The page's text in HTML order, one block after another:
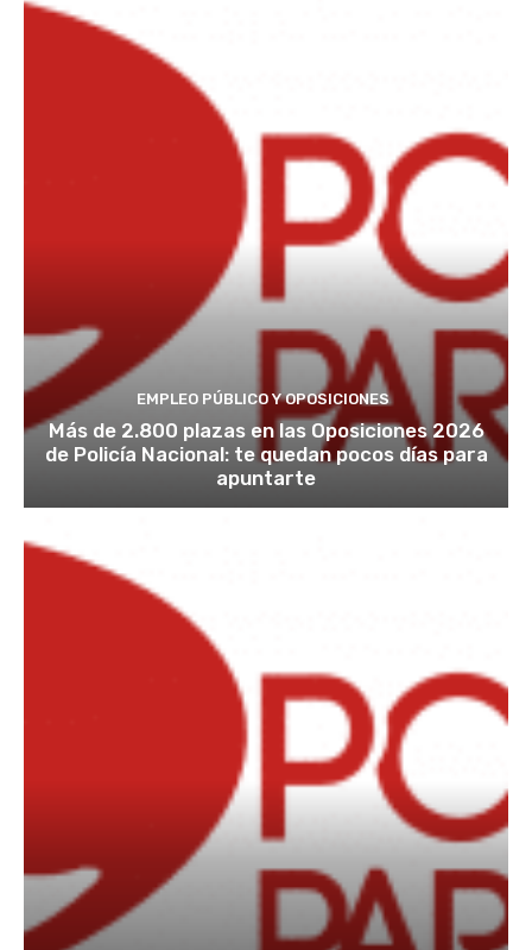
EMPLEO PÚBLICO Y OPOSICIONES
Más de 2.800 plazas en las Oposiciones 2026
de Policía Nacional: te quedan pocos días para
apuntarte